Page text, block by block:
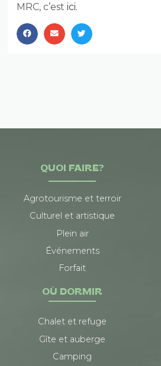
MRC, c’estici.
QUOI FAIRE?
Agrotourisme et terroir
Culturel et artistique
Plein air
Événements
Forfait
OÙ DORMIR
Chalet et refuge
Gîte et auberge
Camping